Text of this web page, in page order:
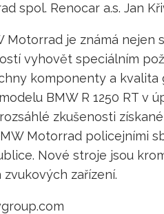
spol. Renocar a.s. Jan
Motorrad je známá
vyhovět speciálním
komponenty a
BMW R 1250 RT v
zkušenosti
Motorrad policejními
Nové stroje jsou
zařízení.